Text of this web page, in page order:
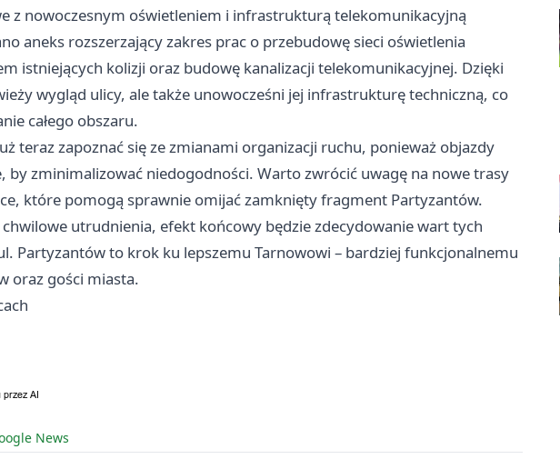
z nowoczesnym oświetleniem i infrastrukturą telekomunikacyjną
aneks rozszerzający zakres prac o przebudowę sieci oświetlenia
istniejących kolizji oraz budowę kanalizacji telekomunikacyjnej. Dzięki
wygląd ulicy, ale także unowocześni jej infrastrukturę techniczną, co
całego obszaru.
teraz zapoznać się ze zmianami organizacji ruchu, ponieważ objazdy
by zminimalizować niedogodności. Warto zwrócić uwagę na nowe trasy
które pomogą sprawnie omijać zamknięty fragment Partyzantów.
utrudnienia, efekt końcowy będzie zdecydowanie wart tych
Partyzantów to krok ku lepszemu Tarnowowi – bardziej funkcjonalnemu
oraz gości miasta.
News